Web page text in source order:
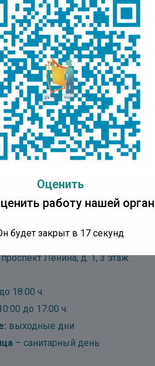
книгой (к юбилею Якутской
детской библиотеки)
чтение в эпоху
и развитие»
чтение: каким будет будущее
вниманию сборник
всей семьёй
чуда и добра
Ленина, д. 1, 3 этаж
18:00 ч.
до 17:00 ч.
выходные дни
– санитарный день
Оценить
работу нашей
будет закрыт в 16 секунд